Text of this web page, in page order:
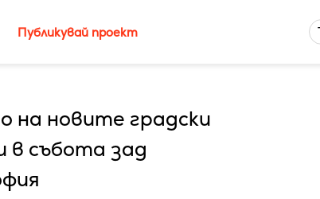
Публикувай проект
на новите градски
в събота зад